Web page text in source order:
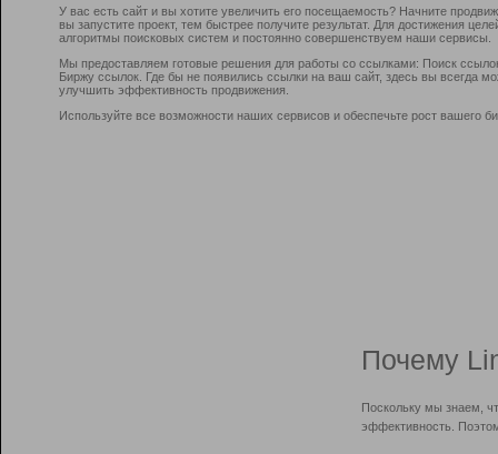
У вас есть сайт и вы хотите увеличить его посещаемость? Начните
вы запустите проект, тем быстрее получите результат. Для достижения
алгоритмы поисковых систем и постоянно совершенствуем наши сервисы.
Мы предоставляем готовые решения для работы со ссылками: Поиск
Биржу ссылок. Где бы не появились ссылки на ваш сайт, здесь вы всегда
улучшить эффективность продвижения.
Используйте все возможности наших сервисов и обеспечьте рост вашего
Почему
Поскольку мы знаем,
эффективность.